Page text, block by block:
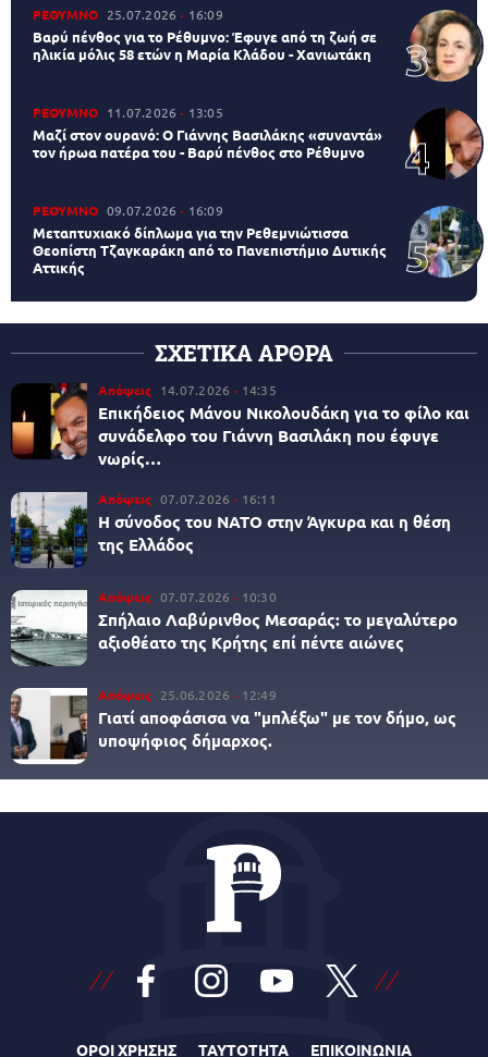
ΡΕΘΥΜΝΟ 25.07.2026 16:09
Βαρύ πένθος για το Ρέθυμνο: Έφυγε από τη ζωή σε
ηλικία μόλις 58 ετών η Μαρία Κλάδου - Χανιωτάκη
ΡΕΘΥΜΝΟ 11.07.2026 13:05
Μαζί στον ουρανό: Ο Γιάννης Βασιλάκης «συναντά»
τον ήρωα πατέρα του - Βαρύ πένθος στο Ρέθυμνο
ΡΕΘΥΜΝΟ 09.07.2026 16:09
Μεταπτυχιακό δίπλωμα για την Ρεθεμνιώτισσα
Θεοπίστη Τζαγκαράκη από το Πανεπιστήμιο Δυτικής
Αττικής
ΣΧΕΤΙΚΑ ΑΡΘΡΑ
Απόψεις 14.07.2026 14:35
Επικήδειος Μάνου Νικολουδάκη για το φίλο και
συνάδελφο του Γιάννη Βασιλάκη που έφυγε
νωρίς…
Απόψεις 07.07.2026 16:11
Η σύνοδος του ΝΑΤΟ στην Άγκυρα και η θέση
της Ελλάδος
Απόψεις 07.07.2026 10:30
Σπήλαιο Λαβύρινθος Μεσαράς: το μεγαλύτερο
αξιοθέατο της Κρήτης επί πέντε αιώνες
Απόψεις 25.06.2026 12:49
Γιατί αποφάσισα να "μπλέξω" με τον δήμο, ως
υποψήφιος δήμαρχος.
ΟΡΟΙ ΧΡΗΣΗΣ ΤΑΥΤΟΤΗΤΑ ΕΠΙΚΟΙΝΩΝΙΑ